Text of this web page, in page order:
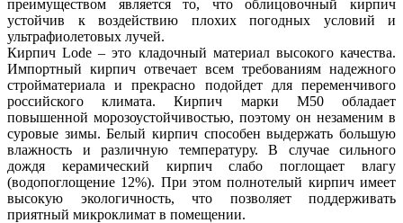
преимуществом является то, что облицовочный кирпич
устойчив к воздействию плохих погодных условий и
ультрафиолетовых лучей.
Кирпич Lode – это кладочный материал высокого качества.
Импортный кирпич отвечает всем требованиям надежного
стройматериала и прекрасно подойдет для переменчивого
российского климата. Кирпич марки М50 обладает
повышенной морозоустойчивостью, поэтому он незаменим в
суровые зимы. Белый кирпич способен выдержать большую
влажность и различную температуру. В случае сильного
дождя керамический кирпич слабо поглощает влагу
(водопоглощение 12%). При этом полнотелый кирпич имеет
высокую экологичность, что позволяет поддерживать
приятный микроклимат в помещении.